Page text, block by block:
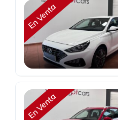
En Venta
En Venta